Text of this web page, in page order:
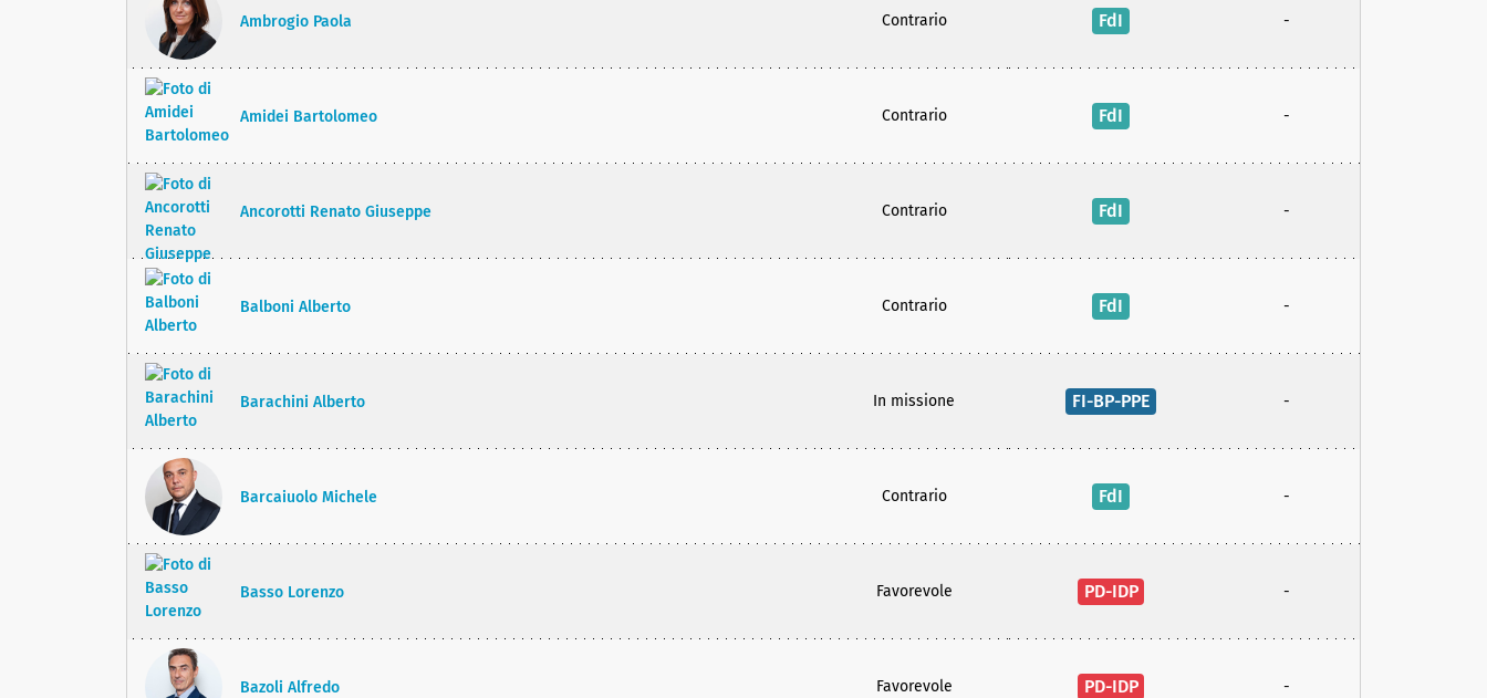
Ambrogio Paola Contrario FdI -
Amidei Bartolomeo Contrario FdI -
Ancorotti Renato Giuseppe Contrario FdI -
Balboni Alberto Contrario FdI -
Barachini Alberto In missione FI-BP-PPE -
Barcaiuolo Michele Contrario FdI -
Basso Lorenzo Favorevole PD-IDP -
Bazoli Alfredo Favorevole PD-IDP -